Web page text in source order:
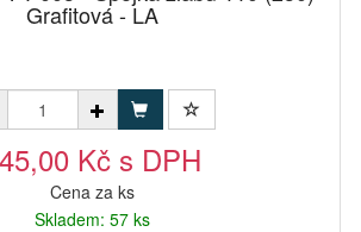
Grafitová - LA
Kč s DPH
Cena za ks
Skladem: 57 ks